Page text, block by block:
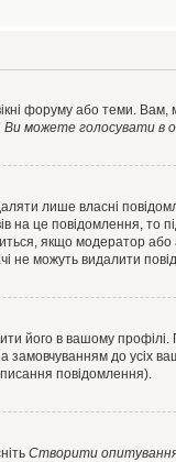
форуму або теми.
можете голосувати в
лише власні
це повідомлення, то
якщо модератор
не можуть видалити
його в вашому
до усіх
повідомлення).
Створити